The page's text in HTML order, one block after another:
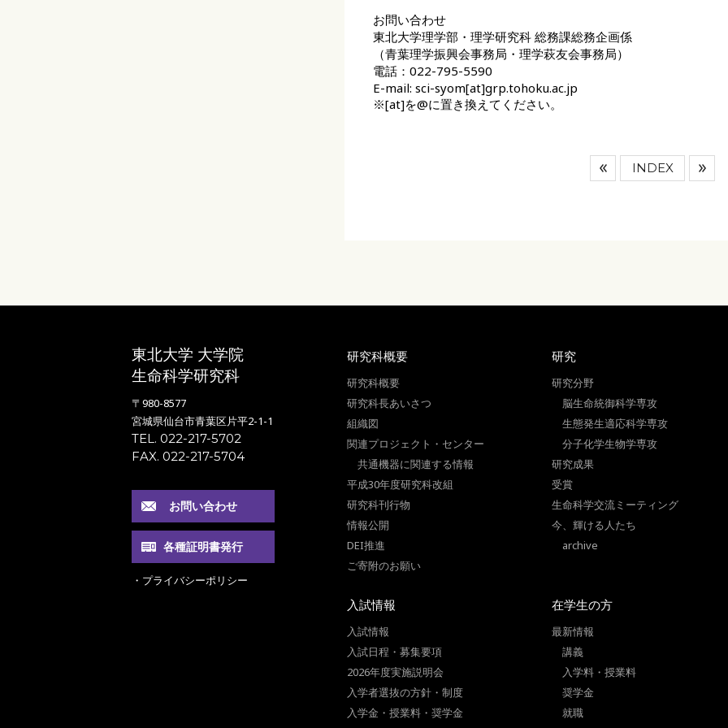
お問い合わせ
東北大学理学部・理学研究科 総務課総務企画係
（青葉理学振興会事務局・理学萩友会事務局）
電話：022-795-5590
E-mail: sci-syom[at]grp.tohoku.ac.jp
※[at]を@に置き換えてください。
INDEX
東北大学 大学院
生命科学研究科
〒980-8577
宮城県仙台市青葉区片平2-1-1
TEL. 022-217-5702
FAX. 022-217-5704
お問い合わせ
各種証明書発行
・プライバシーポリシー
研究科概要
研究科概要
研究科長あいさつ
組織図
関連プロジェクト・センター
共通機器に関連する情報
平成30年度研究科改組
研究科刊行物
情報公開
DEI推進
ご寄附のお願い
研究
研究分野
脳生命統御科学専攻
生態発生適応科学専攻
分子化学生物学専攻
研究成果
受賞
生命科学交流ミーティング
今、輝ける人たち
archive
入試情報
入試情報
入試日程・募集要項
2026年度実施説明会
入学者選抜の方針・制度
入学金・授業料・奨学金
在学生の方
最新情報
講義
入学料・授業料
奨学金
就職